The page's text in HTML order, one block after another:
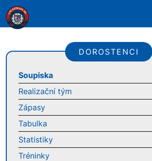
DOROSTENCI
Soupiska
Realizační tým
Zápasy
Tabulka
Statistiky
Tréninky